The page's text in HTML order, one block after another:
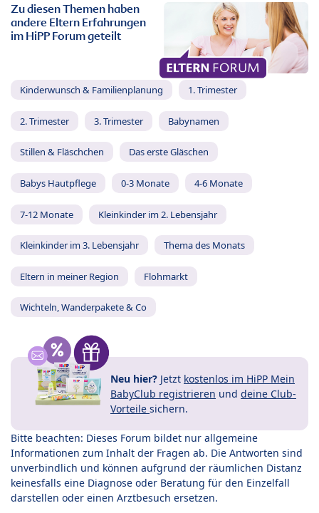
Zu diesen Themen haben
andere Eltern Erfahrungen
im HiPP Forum geteilt
Kinderwunsch & Familienplanung 1. Trimester
2. Trimester 3. Trimester Babynamen
Stillen & Fläschchen Das erste Gläschen
Babys Hautpflege 0-3 Monate 4-6 Monate
7-12 Monate Kleinkinder im 2. Lebensjahr
Kleinkinder im 3. Lebensjahr Thema des Monats
Eltern in meiner Region Flohmarkt
Wichteln, Wanderpakete & Co
Neu hier? Jetzt kostenlos im HiPP Mein
BabyClub registrieren und deine Club-
Vorteile sichern.
Bitte beachten: Dieses Forum bildet nur allgemeine
Informationen zum Inhalt der Fragen ab. Die Antworten sind
unverbindlich und können aufgrund der räumlichen Distanz
keinesfalls eine Diagnose oder Beratung für den Einzelfall
darstellen oder einen Arztbesuch ersetzen.